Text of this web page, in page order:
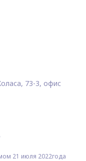
73-3, офис
21 июля 2022года